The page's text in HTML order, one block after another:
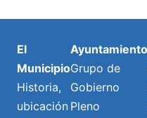
El
Municipio
Historia,
ubicación
Ayuntamiento
Grupo de
Gobierno
Pleno